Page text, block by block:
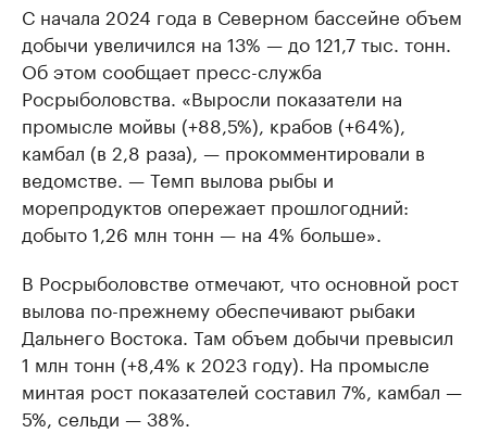
С начала 2024 года в Северном бассейне объем
добычи увеличился на 13% — до 121,7 тыс. тонн.
Об этом сообщает пресс-служба
Росрыболовства. «Выросли показатели на
промысле мойвы (+88,5%), крабов (+64%),
камбал (в 2,8 раза), — прокомментировали в
ведомстве. — Темп вылова рыбы и
морепродуктов опережает прошлогодний:
добыто 1,26 млн тонн — на 4% больше».
В Росрыболовстве отмечают, что основной рост
вылова по-прежнему обеспечивают рыбаки
Дальнего Востока. Там объем добычи превысил
1 млн тонн (+8,4% к 2023 году). На промысле
минтая рост показателей составил 7%, камбал —
5%, сельди — 38%.